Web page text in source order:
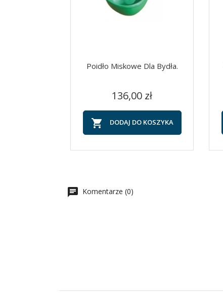
Szybki podgląd
Poidło Miskowe Dla Bydła.
Cena
136,00 zł
 DODAJ DO KOSZYKA
Komentarze (0)